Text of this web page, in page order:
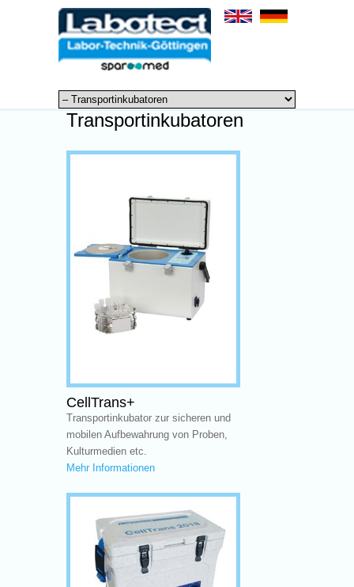
Transportinkubatoren
CellTrans+
Transportinkubator zur sicheren und
mobilen Aufbewahrung von Proben,
Kulturmedien etc.
Mehr Informationen